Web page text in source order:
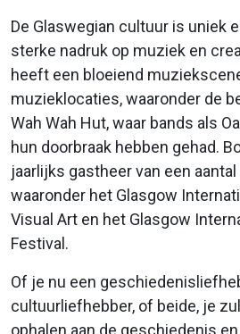
De Glaswegian cultuur is uniek
sterke nadruk op muziek en
heeft een bloeiend
muzieklocaties, waaronder de
Wah Wah Hut, waar bands als
hun doorbraak hebben gehad.
jaarlijks gastheer van een
waaronder het Glasgow
Visual Art en het Glasgow
Festival.
Of je nu een
cultuurliefhebber, of beide, je
ophalen aan de geschiedenis